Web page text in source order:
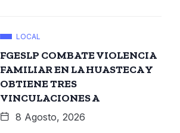
LOCAL
FGESLP COMBATE VIOLENCIA
FAMILIAR EN LA HUASTECA Y
OBTIENE TRES
VINCULACIONES A
8 Agosto, 2026